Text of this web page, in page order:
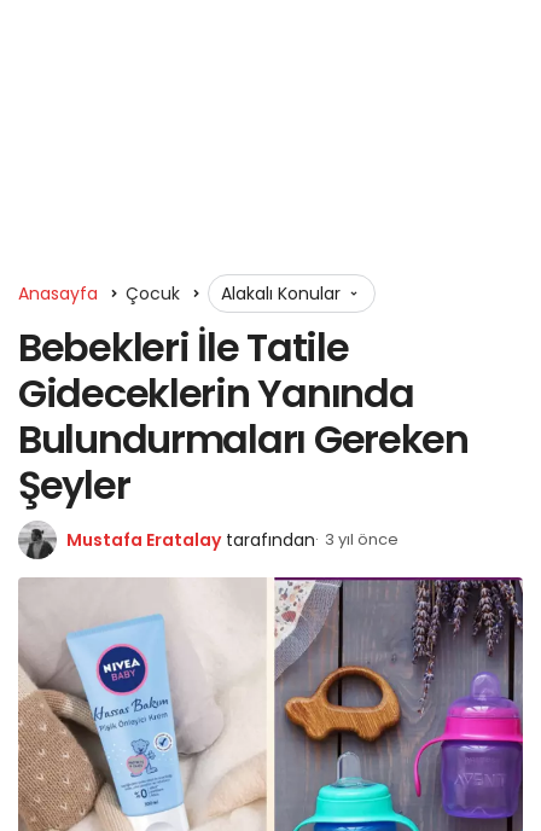
Anasayfa Çocuk Alakalı Konular
Bebekleri İle Tatile
Gideceklerin Yanında
Bulundurmaları Gereken
Şeyler
Mustafa Eratalay tarafından 3 yıl önce